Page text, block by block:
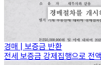
경매 | 보증금 반환
전세 보증금 강제집행으로 전